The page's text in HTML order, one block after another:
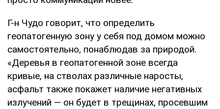
Г-н Чудо говорит, что определить
геопатогенную зону у себя под домом можно
самостоятельно, понаблюдав за природой.
«Деревья в геопатогенной зоне всегда
кривые, на стволах различные наросты,
асфальт также покажет наличие негативных
излучений — он будет в трещинах, просевшим